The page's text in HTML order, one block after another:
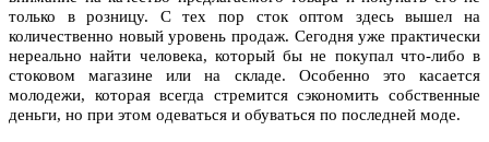
только в розницу. С тех пор сток оптом здесьвышел на
количественно новый уровень продаж. Сегодня уже практически
нереально найти человека, который бы не покупал что-либо в
стоковом магазине или на складе. Особенно это касается
молодежи, которая всегда стремится сэкономить собственные
деньги, но при этом одеваться и обуваться по последней моде.